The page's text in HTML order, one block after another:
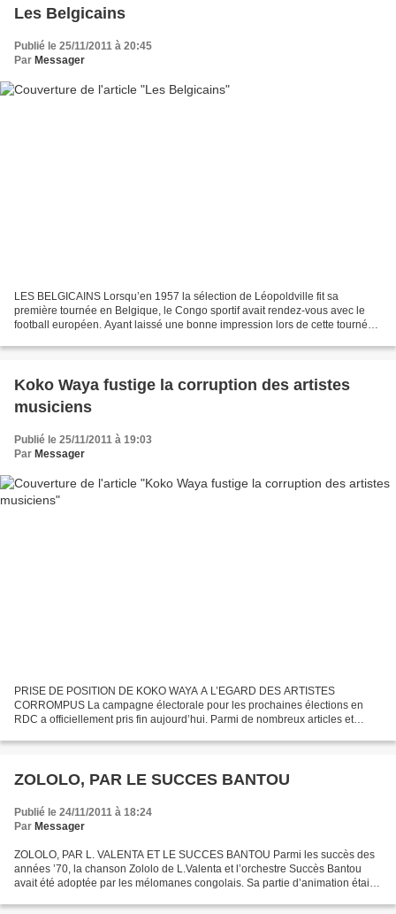
Les Belgicains
Publié le 25/11/2011 à 20:45
Par Messager
LES BELGICAINS Lorsqu’en 1957 la sélection de Léopoldville fit sa
première tournée en Belgique, le Congo sportif avait rendez-vous avec le
football européen. Ayant laissé une bonne impression lors de cette tournée
Koko Waya fustige la corruption des artistes
musiciens
Publié le 25/11/2011 à 19:03
Par Messager
PRISE DE POSITION DE KOKO WAYA A L’EGARD DES ARTISTES
CORROMPUS La campagne électorale pour les prochaines élections en
RDC a officiellement pris fin aujourd’hui. Parmi de nombreux articles et
ZOLOLO, PAR LE SUCCES BANTOU
Publié le 24/11/2011 à 18:24
Par Messager
ZOLOLO, PAR L. VALENTA ET LE SUCCES BANTOU Parmi les succès des
années ’70, la chanson Zololo de L.Valenta et l’orchestre Succès Bantou
avait été adoptée par les mélomanes congolais. Sa partie d’animation était